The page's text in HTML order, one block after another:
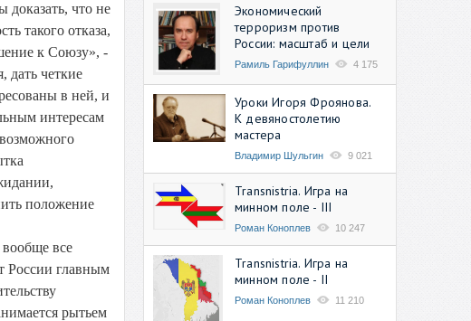
доказать, что не
такого отказа,
к Союзу», -
дать четкие
в ней, и
интересам
положение
все
России главным
рытьем
Экономический
терроризм против
России: масштаб и цели
Рамиль Гарифуллин 4 175
Уроки Игоря Фроянова.
К девяностолетию
мастера
Владимир Шульгин 9 021
Transnistria. Игра на
минном поле - III
Роман Коноплев 10 247
Transnistria. Игра на
минном поле - II
Роман Коноплев 11 210